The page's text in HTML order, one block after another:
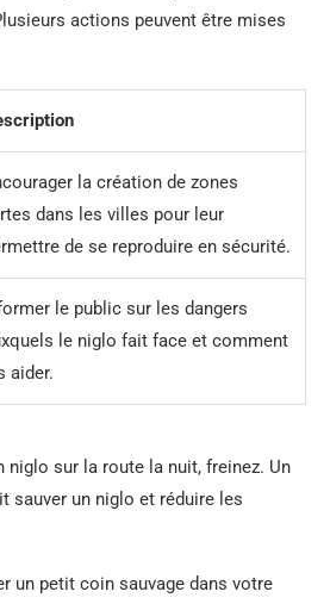
actions peuvent être mises
la création de zones
dans les villes pour leur
de se reproduire en sécurité.
le public sur les dangers
le niglo fait face et comment
aider.
niglo sur la route la nuit, freinez. Un
sauver un niglo et réduire les
un petit coin sauvage dans votre